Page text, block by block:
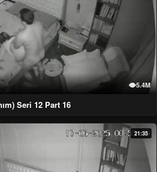
5.4M
Seri 12 Part 16
21:35